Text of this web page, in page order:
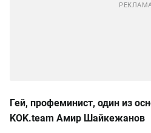
Гей, профеминист, один из
KOK.team Амир Шайкежанов